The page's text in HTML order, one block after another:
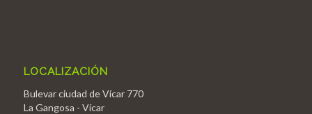
LOCALIZACIÓN
Bulevar ciudad de Vícar 770
La Gangosa - Vícar